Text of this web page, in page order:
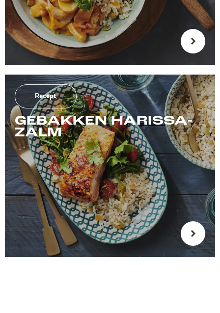
Recept
GEBAKKEN HARISSA-
ZALM